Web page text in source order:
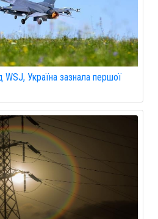
WSJ, Україна зазнала першої